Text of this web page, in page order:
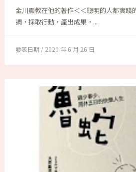
金川顯教在他的著作＜＜聰明的人都實踐
調，採取行動，產出成果，...
2020 年 6 月 26 日